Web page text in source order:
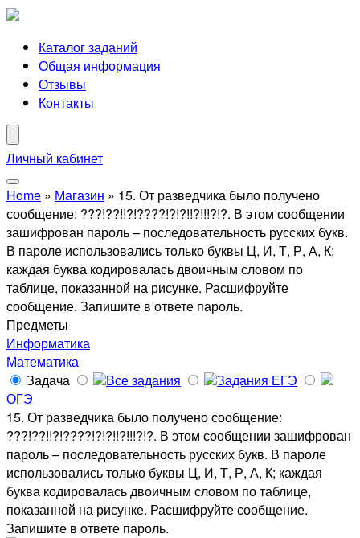
Каталог заданий
Общая информация
Отзывы
Контакты
Личный кабинет
Home » Магазин » 15. От разведчика было получено
сообщение: ???!??!!?!????!?!?!!?!!!?!?. В этом сообщении
зашифрован пароль – последовательность русских букв.
В пароле использовались только буквы Ц, И, Т, Р, А, К;
каждая буква кодировалась двоичным словом по
таблице, показанной на рисунке. Расшифруйте
сообщение. Запишите в ответе пароль.
Предметы
Информатика
Математика
Задача
Все задания
Задания ЕГЭ
ОГЭ
15. От разведчика было получено сообщение:
???!??!!?!????!?!?!!?!!!?!?. В этом сообщении зашифрован
пароль – последовательность русских букв. В пароле
использовались только буквы Ц, И, Т, Р, А, К; каждая
буква кодировалась двоичным словом по таблице,
показанной на рисунке. Расшифруйте сообщение.
Запишите в ответе пароль.